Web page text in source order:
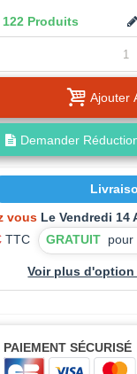
122 Produits
Ajouter
Demander
vous Le Vendredi 14
TTC GRATUITpour
Voir plus
PAIEMENT SÉCURISÉ